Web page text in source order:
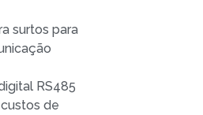
surtos para
RS485
de